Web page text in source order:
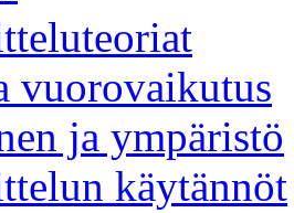
vuorovaikutus
ja ympäristö
käytännöt